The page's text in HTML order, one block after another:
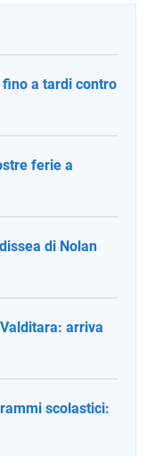
a tardi contro
ferie a
di Nolan
arriva
scolastici: